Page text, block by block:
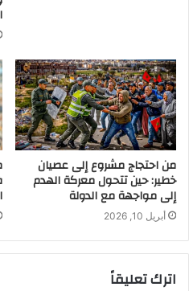
من احتجاج مشروع إلى عصيان
خطير: حين تتحول معركة الهدم
إلى مواجهة مع الدولة
أبريل 10, 2026
اترك تعليقاً